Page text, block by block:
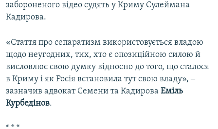
забороненого відео судять у Криму Сулеймана
Кадирова.
«Стаття про сепаратизм використовується владою
щодо неугодних, тих, хто є опозиційною силою й
висловлює свою думку відносно до того, що сталося
в Криму і як Росія встановила тут свою владу», ‒
зазначив адвокат Семени та Кадирова Еміль
Курбедінов.